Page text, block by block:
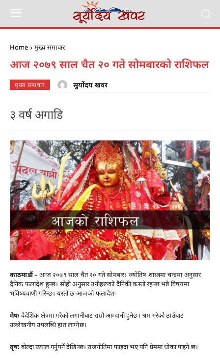
Home मुख्य समाचार
आज २०७९ साल चैत २० गते सोमबारको राशिफल
मुख्य समाचार सुर्योदय खवर
३ वर्ष अगाडि
काठमाडौं – आज २०७९ साल चैत २० गते सोमबार। ज्योतिष शास्त्रमा चन्द्रमा अनुसार
दैनिक फलादेश हुन्छ। सोही अनुसार उनीहरूको दैनिकी कस्तो रहन्छ भन्ने विषयमा
भविष्यवाणी गरिन्छ। यस्तो छ आजको फलादेशः
मेषः वैदेशिक क्षेत्रमा गरेको लगानीबाट राम्रो आम्दानी हुनेछ। श्रम गरेको ठाउँबाट
उल्लेखनीय उपलब्धि हात लाग्नेछ।
वृषः बोल्दा ख्याल गर्नुपर्ने देखिन्छ। राजनीतिमा फाइदा भए पनि प्रेममा धोका पाइने छ।